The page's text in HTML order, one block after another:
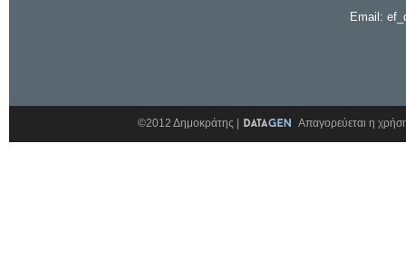
Email:
©2012 Δημοκράτης | Απαγορεύεται η